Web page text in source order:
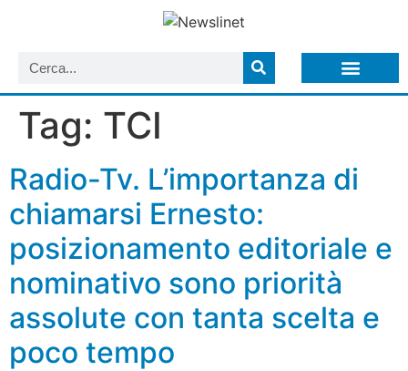
Tag: TCI
Radio-Tv. L’importanza di
chiamarsi Ernesto:
posizionamento editoriale e
nominativo sono priorità
assolute con tanta scelta e
poco tempo